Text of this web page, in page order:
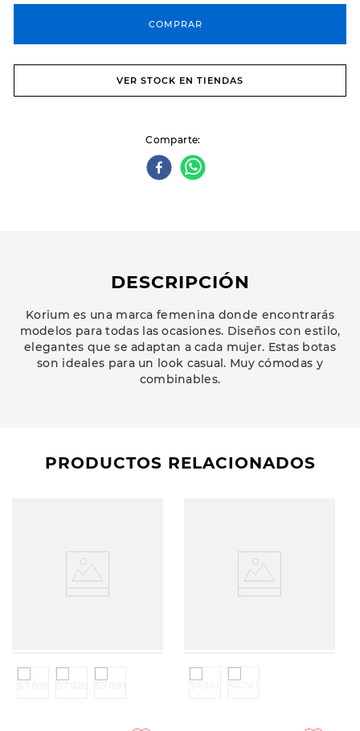
COMPRAR
VER STOCK EN TIENDAS
Comparte
DESCRIPCIÓN
Korium es una marca femenina donde encontrarás
modelos para todas las ocasiones. Diseños con estilo,
elegantes que se adaptan a cada mujer. Estas botas
son ideales para un look casual. Muy cómodas y
combinables.
PRODUCTOS RELACIONADOS